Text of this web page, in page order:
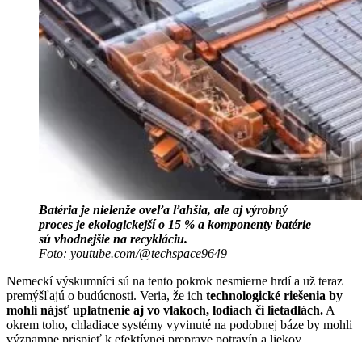
Batéria je nielenže oveľa ľahšia, ale aj výrobný
proces je ekologickejší o 15 % a komponenty batérie
sú vhodnejšie na recykláciu.
Foto: youtube.com/@techspace9649
Nemeckí výskumníci sú na tento pokrok nesmierne hrdí a už teraz
premýšľajú o budúcnosti. Veria, že ich technologické riešenia by
mohli nájsť uplatnenie aj vo vlakoch, lodiach či lietadlách. A
okrem toho, chladiace systémy vyvinuté na podobnej báze by mohli